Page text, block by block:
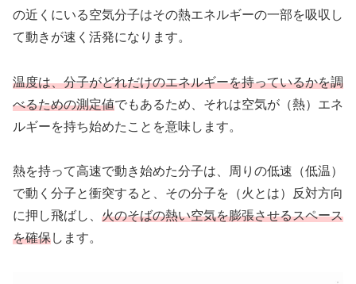
の近くにいる空気分子はその熱エネルギーの一部を吸収し
て動きが速く活発になります。
温度は、分子がどれだけのエネルギーを持っているかを調
べるための測定値でもあるため、それは空気が（熱）エネ
ルギーを持ち始めたことを意味します。
熱を持って高速で動き始めた分子は、周りの低速（低温）
で動く分子と衝突すると、その分子を（火とは）反対方向
に押し飛ばし、 火のそばの熱い空気を膨張させるスペース
を確保します。